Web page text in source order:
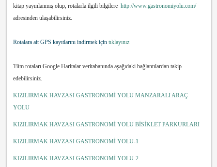
kitap yayınlanmış olup, rotalarla ilgili bilgilerehttp://www.gastronomiyolu.com/
adresinden ulaşabilirsiniz.
Rotalara ait GPS kayıtlarını indirmek için tıklayınız
Tüm rotaları Google Haritalar veritabanında aşağıdaki bağlantılardan takip
edebilirsiniz.
KIZILIRMAK HAVZASI GASTRONOMİ YOLU MANZARALI ARAÇ
YOLU
KIZILIRMAK HAVZASI GASTRONOMİ YOLU BİSİKLET PARKURLARI
KIZILIRMAK HAVZASI GASTRONOMİ YOLU-1
KIZILIRMAK HAVZASI GASTRONOMİ YOLU-2